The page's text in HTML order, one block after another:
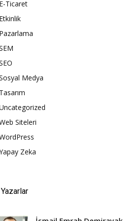
E-Ticaret
Etkinlik
Pazarlama
Medya
Tasarım
Siteleri
Zeka
Yazarlar